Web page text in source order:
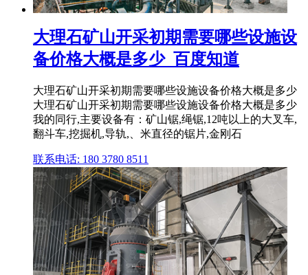
大理石矿山开采初期需要哪些设施设
备价格大概是多少_百度知道
大理石矿山开采初期需要哪些设施设备价格大概是多少
大理石矿山开采初期需要哪些设施设备价格大概是多少
我的同行,主要设备有：矿山锯,绳锯,12吨以上的大叉车,
翻斗车,挖掘机,导轨,、米直径的锯片,金刚石
联系电话: 180 3780 8511